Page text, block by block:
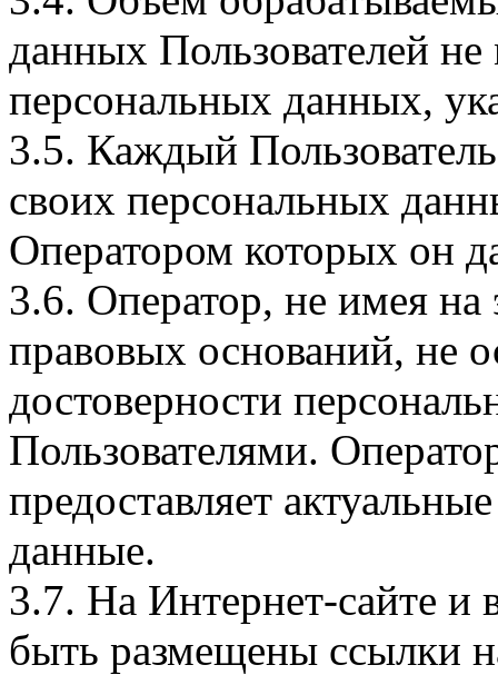
данных Пользователей
персональных данных,
3.5. Каждый
своих персональных
Оператором которых он
3.6. Оператор, не имея
правовых оснований, не
достоверности
Пользователями.
предоставляет
данные.
3.7. На Интернет-сайте
быть размещены ссылки